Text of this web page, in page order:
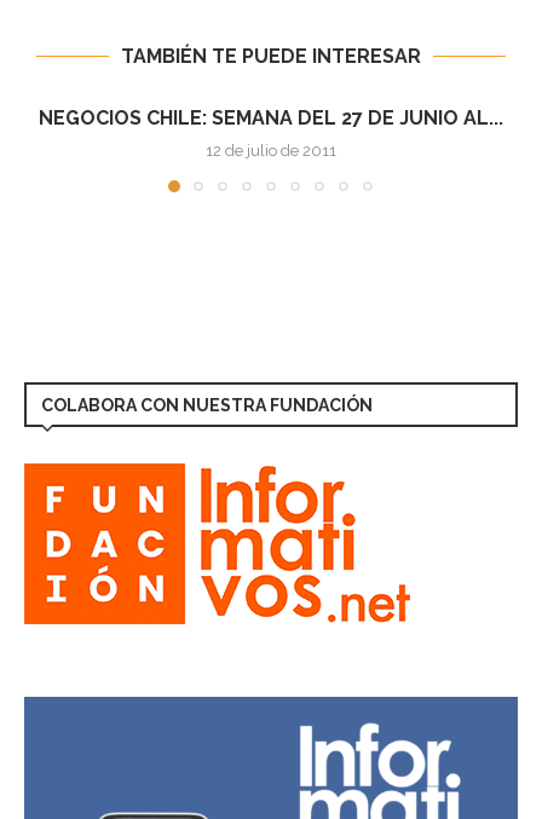
TAMBIÉN TE PUEDE INTERESAR
NEGOCIOS CHILE: SEMANA DEL 27 DE JUNIO AL...
12 de julio de 2011
COLABORA CON NUESTRA FUNDACIÓN